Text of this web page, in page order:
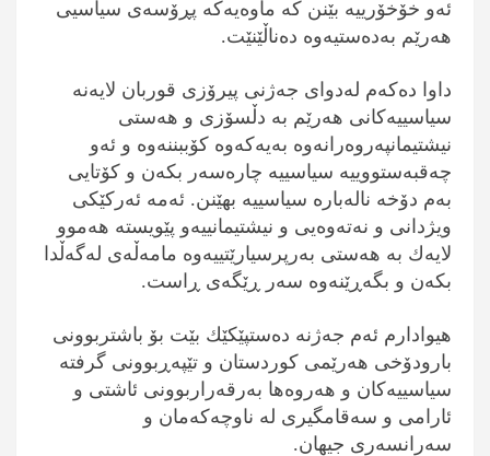
ئەو خۆخۆرییە بێنن كە ماوەیەكە پڕۆسەی سیاسیی
هەرێم بەدەستیەوە دەناڵێنێت.
داوا دەكەم لەدوای جەژنی پیرۆزی قوربان لایەنە
سیاسییەكانی هەرێم بە دڵسۆزی و هەستی
نیشتیمانپەروەرانەوە بەیەكەوە كۆببننەوە و ئەو
چەقبەستووییە سیاسییە چارەسەر بكەن و كۆتایی
بەم دۆخە نالەبارە سیاسییە بهێنن. ئەمە ئەركێكی
ویژدانی و نەتەوەیی و نیشتیمانییەو پێویستە هەموو
لایەك بە هەستی بەرپرسیارێتییەوە مامەڵەی لەگەڵدا
بكەن و بگەڕێنەوە سەر ڕێگەی ڕاست.
هیوادارم ئەم جەژنە دەستپێكێك بێت بۆ باشتربوونی
بارودۆخی هەرێمی كوردستان و تێپەڕبوونی گرفتە
سیاسییەكان و هەروەها بەرقەراربوونی ئاشتی و
ئارامی و سەقامگیری لە ناوچەكەمان و
سەرانسەری جیهان.